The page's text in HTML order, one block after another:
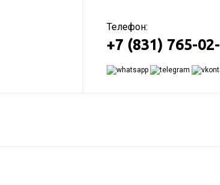
Телефон:
+7 (831) 765-02-